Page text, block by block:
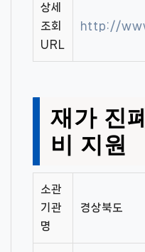
상세
조회
URL
http://
재가 진
비 지원
소관
기관
명
경상북도